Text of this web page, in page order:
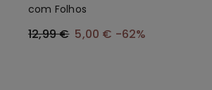
com Folhos
12,99 € 5,00 € -62%